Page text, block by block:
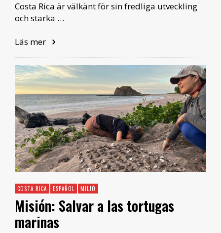
Costa Rica är välkänt för sin fredliga utveckling
och starka …
Läs mer
COSTA RICA ESPAÑOL MILJÖ
Misión: Salvar a las tortugas
marinas